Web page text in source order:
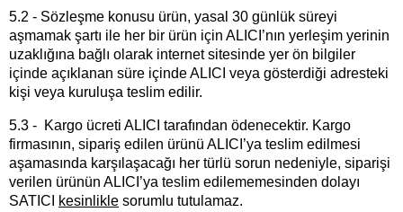
5.2 - Sözleşme konusu ürün, yasal 30 günlük süreyi
aşmamak şartı ile her bir ürün için ALICI’nın yerleşim yerinin
uzaklığına bağlı olarak internet sitesinde yer ön bilgiler
içinde açıklanan süre içinde ALICI veya gösterdiği adresteki
kişi veya kuruluşa teslim edilir.
5.3 - Kargo ücreti ALICI tarafından ödenecektir. Kargo
firmasının, sipariş edilen ürünü ALICI’ya teslim edilmesi
aşamasında karşılaşacağı her türlü sorun nedeniyle, siparişi
verilen ürünün ALICI’ya teslim edilememesinden dolayı
SATICI
kesinlikle sorumlu tutulamaz.